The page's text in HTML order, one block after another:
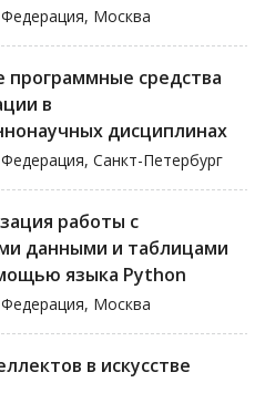
Федерация, Москва
средства
в
дисциплинах
Санкт-Петербург
работы с
данными и таблицами
языка Python
Федерация, Москва
в искусстве